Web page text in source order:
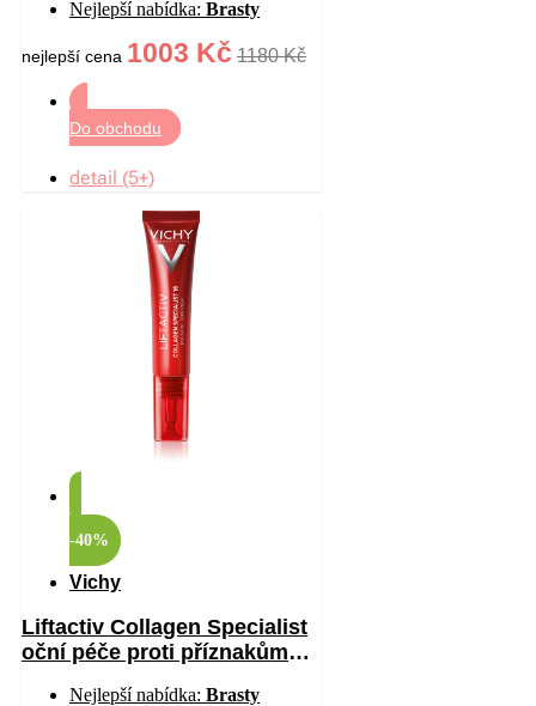
30 mlNejlepší nabídka: Brasty
nejlepší cena 1003 Kč 1180 Kč
Do obchodu
detail (5+)
-40%
Vichy
Liftactiv Collagen Specialist
oční péče proti příznakům
Nejlepší nabídka: Brasty